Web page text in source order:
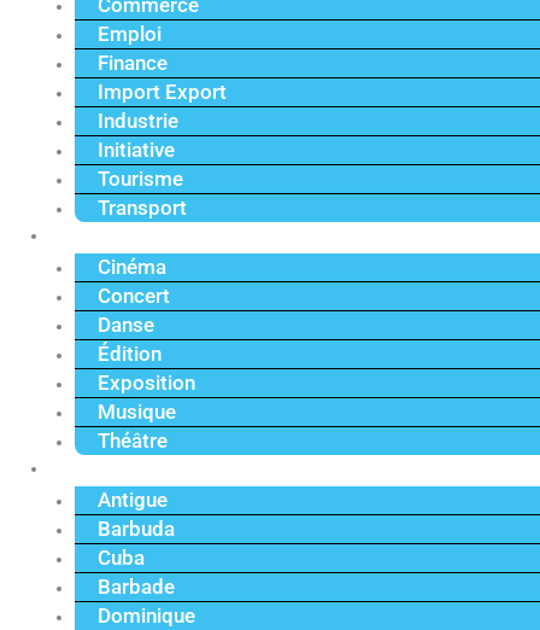
Commerce
Emploi
Finance
Import Export
Industrie
Initiative
Tourisme
Transport
Cinéma
Concert
Danse
Édition
Exposition
Musique
Théâtre
Antigue
Barbuda
Cuba
Barbade
Dominique